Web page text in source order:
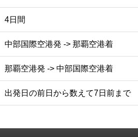
4日間
中部国際空港発 -> 那覇空港着
那覇空港発 -> 中部国際空港着
出発日の前日から数えて7日前まで